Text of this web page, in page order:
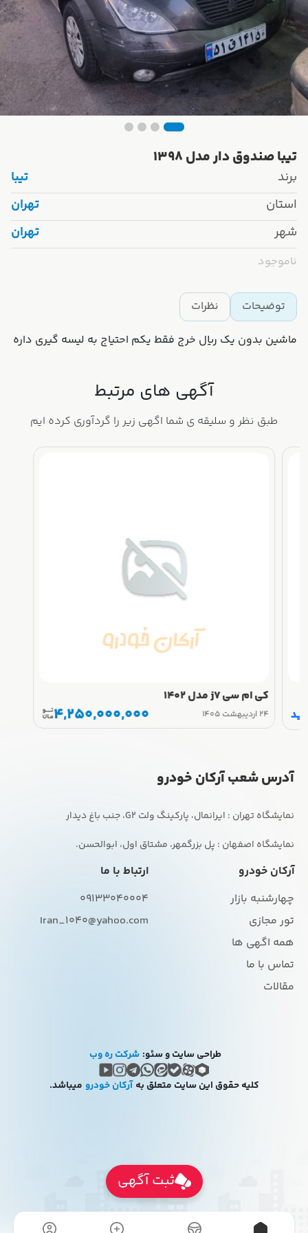
تیبا صندوق دار مدل 1398
برند
تیبا
استان
تهران
شهر
تهران
ناموجود
توضیحات
نظرات
ماشین بدون یک ریال خرج فقط یکم احتیاج به لیسه گیری داره
آگهی های مرتبط
طبق نظر و سلیقه ی شما اگهی زیر را گردآوری کرده ایم
کی ام سی j7 مدل 1402
۲۴ اردیبهشت ۱۴۰۵ 4,250,000,000
آدرس شعب آرکان خودرو
نمایشگاه اصفهان : پل بزرگمهر، مشتاق اول، ابوالحسن.
آرکان خودرو
چهارشنبه بازار
تور مجازی
همه اگهی ها
تماس با ما
مقالات
ارتباط با ما
09133040004
Iran_1040@yahoo.com
طراحی سایت و سئو: شرکت ره وب
کلیه حقوق این سایت متعلق به آرکان خودرو میباشد.
ثبت آگهی